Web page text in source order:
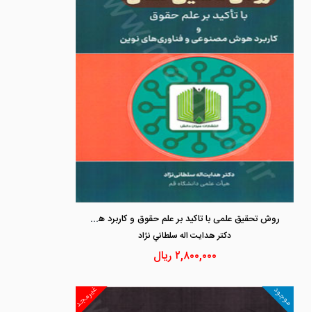
روش تحقیق علمی با تاکید بر علم حقوق و کاربرد هوش مصنوعی و فناوری های نوین
دكتر هدايت اله سلطاني نژاد
۲,۸۰۰,۰۰۰ریال
غیرمجد موجود